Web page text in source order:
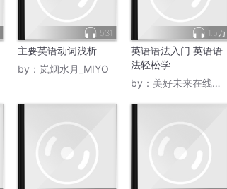
531
主要英语动词浅析
by： 岚烟水月_MIYO
1.5万
英语语法入门 英语语
法轻松学
by： 美好未来在线学堂